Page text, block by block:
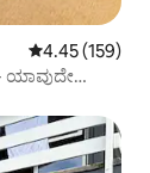
5 ರಲ್ಲಿ 4.45
4.45 (159)